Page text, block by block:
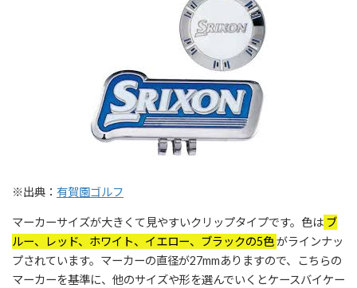
※出典： 有賀園ゴルフ
マーカーサイズが大きくて見やすいクリップタイプです。色は ブ
ルー、レッド、ホワイト、イエロー、ブラックの5色がラインナッ
プされています。マーカーの直径が27mmありますので、こちらの
マーカーを基準に、他のサイズや形を選んでいくとケースバイケー